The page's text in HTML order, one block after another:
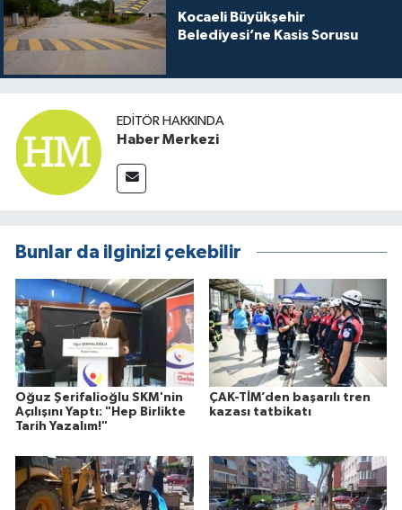
Kocaeli Büyükşehir
Belediyesi’ne Kasis Sorusu
EDITÖR HAKKINDA
Haber Merkezi
Bunlar da ilginizi çekebilir
Oğuz Şerifalioğlu SKM'nin
Açılışını Yaptı: "Hep Birlikte
Tarih Yazalım!"
ÇAK-TİM’den başarılı tren
kazası tatbikatı